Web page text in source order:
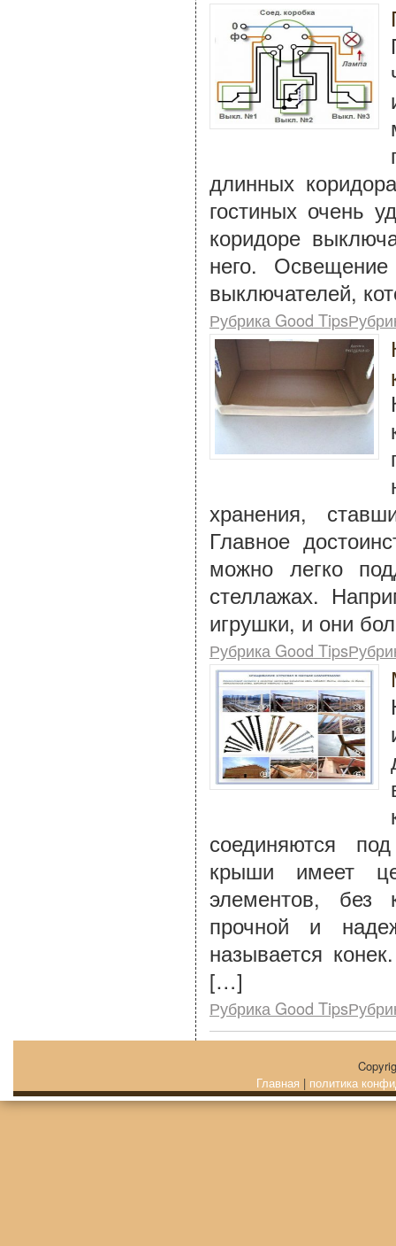
длинных
гостиных очень
коридоре
него.
выключателей,
Рубрика Good
хранения,
Главное
можно легко
стеллажах.
игрушки, и они
Рубрика Good
соединяются
крыши имеет
элементов, без
прочной и
называется
[…]
Рубрика Good
Главная | политика